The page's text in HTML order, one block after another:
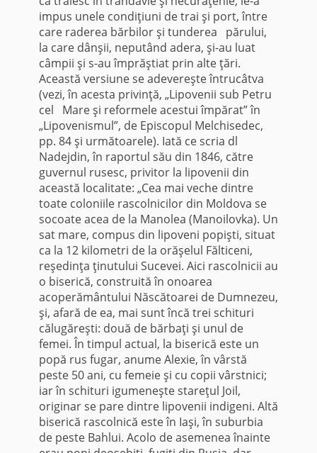
impus unele condiţiuni de trai şi port, între
care raderea bărbilor şi tunderea părului,
la care dânşii, neputând adera, şi-au luat
câmpii şi s-au împrăştiat prin alte ţări.
Această versiune se adevereşte întrucâtva
(vezi, în acesta privinţă, „Lipovenii sub Petru
cel Mare şi reformele acestui împărat” în
„Lipove­nismul”, de Episcopul Melchisedec,
pp. 84 şi următoarele). Iată ce scria dl
Nadejdin, în raportul său din 1846, către
guvernul rusesc, privitor la lipovenii din
această localitate: „Cea mai veche dintre
toate coloniile rascolnicilor din Moldova se
socoate acea de la Manolea (Manoilovka). Un
sat mare, compus din lipoveni popişti, situat
ca la 12 kilometri de la orăşelul Fălticeni,
reşe­dinţa ţinutului Sucevei. Aici rascolnicii au
o biserică, con­struită în onoarea
acoperământului Născătoarei de Dumnezeu,
şi, afară de ea, mai sunt încă trei schituri
călugăreşti: două de bărbaţi şi unul de
femei. În timpul actual, la biserică este un
popă rus fugar, anume Alexie, în vârstă
peste 50 ani, cu femeie şi cu copii vârstnici;
iar în schituri igumeneşte stareţul Joil,
originar se pare din­tre lipovenii indigeni. Altă
bi­serică rascolnică este în Iaşi, în suburbia
de peste Bahlui. Acolo de asemenea înainte